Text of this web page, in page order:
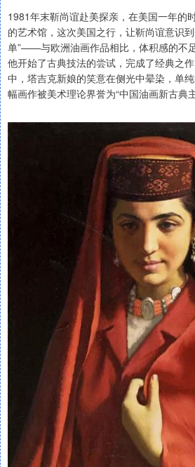
1981年末靳尚谊赴美探亲，在美国一年的
的艺术馆，这次美国之行，让靳尚谊意识
单”——与欧洲油画作品相比，体积感的不
他开始了古典技法的尝试，完成了经典之
中，塔吉克新娘的笑意在侧光中晕染，单
幅画作被美术理论界誉为“中国油画新古典